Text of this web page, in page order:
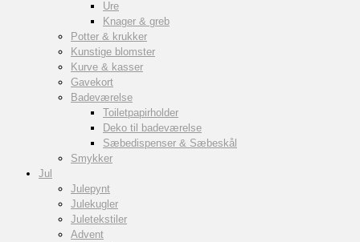
Ure
Knager & greb
Potter & krukker
Kunstige blomster
Kurve & kasser
Gavekort
Badeværelse
Toiletpapirholder
Deko til badeværelse
Sæbedispenser & Sæbeskål
Smykker
Jul
Julepynt
Julekugler
Juletekstiler
Advent